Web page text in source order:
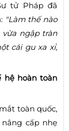
tử Pháp đã
"Làm thế nào
ngập tràn
cái gu xa xỉ,
hệ hoàn toàn
toàn quốc,
cấp nhẹ